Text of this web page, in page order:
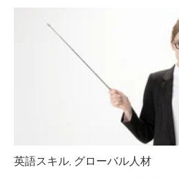
英語スキル グローバル人材